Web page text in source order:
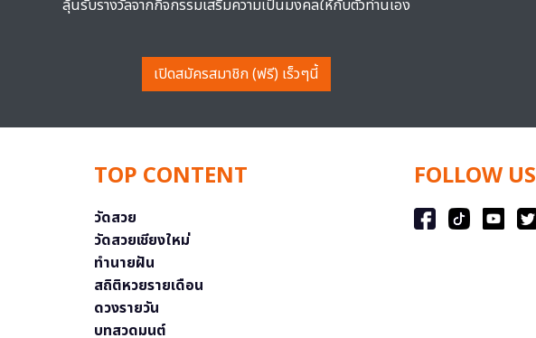
ลุ้นรับรางวัลจากกิจกรรมเสริมความเป็นมงคลให้กับตัวท่านเอง
เปิดสมัครสมาชิก (ฟรี) เร็วๆนี้
TOP CONTENT
วัดสวย
วัดสวยเชียงใหม่
ทำนายฝัน
สถิติหวยรายเดือน
ดวงรายวัน
บทสวดมนต์
FOLLOW US